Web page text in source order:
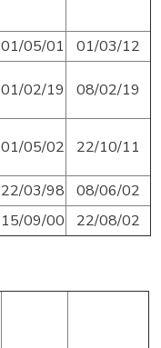
01/05/01
01/03/12
01/02/19 08/02/19
01/05/02 22/10/11
22/03/98
08/06/02
15/09/00
22/08/02